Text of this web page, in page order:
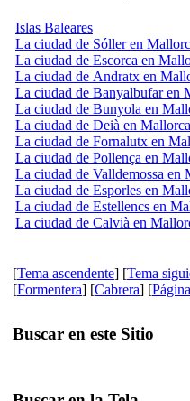
Islas Baleares
La ciudad de Sóller en
La ciudad de Escorca en
La ciudad de Andratx en
La ciudad de Banyalbufar en
La ciudad de Bunyola en
La ciudad de Deià en Mallorca
La ciudad de Fornalutx en
La ciudad de Pollença en
La ciudad de Valldemossa en
La ciudad de Esporles en
La ciudad de Estellencs en
La ciudad de Calvià en
[Tema ascendente] [Tema
[Formentera] [Cabrera] [
Buscar en este Sitio